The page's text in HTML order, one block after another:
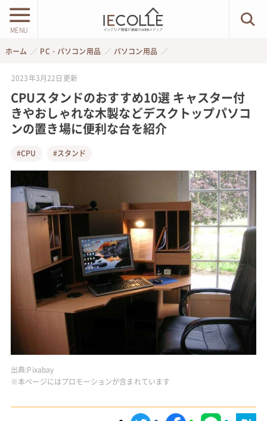
MENU
ホーム PC・パソコン用品 パソコン用品
2023年3月22日 更新
CPUスタンドのおすすめ10選 キャスター付
きやおしゃれな木製などデスクトップパソコ
ンの置き場に便利な台を紹介
#CPU #スタンド
出典:Pixabay
※本ページにはプロモーションが含まれています